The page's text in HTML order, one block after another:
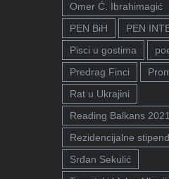
Omer Ć. Ibrahimagić
PEN BiH
PEN
Pisci u gostima
Predrag Finci
Rat u Ukrajini
Reading Balkans 2021
Rezidencijalne
Srđan Sekulić